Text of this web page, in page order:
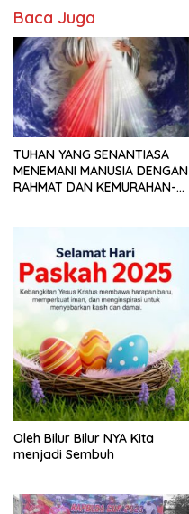
Baca Juga
TUHAN YANG SENANTIASA
MENEMANI MANUSIA DENGAN
RAHMAT DAN KEMURAHAN-
Oleh Bilur Bilur NYA Kita
menjadi Sembuh